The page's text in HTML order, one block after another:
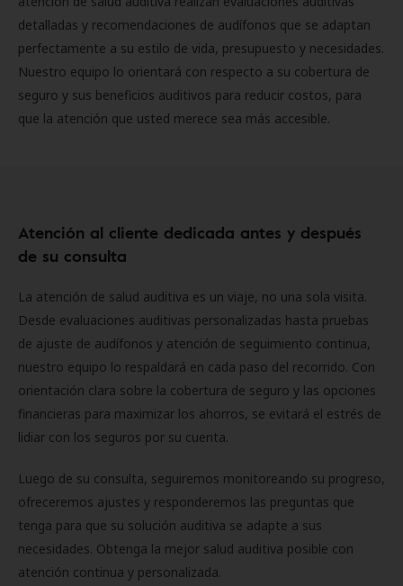
detalladas y recomendaciones de audífonos que se adaptan
perfectamente a su estilo de vida, presupuesto y necesidades.
Nuestro equipo lo orientará con respecto a su cobertura de
seguro y sus beneficios auditivos para reducir costos, para
que la atención que usted merece sea más accesible.
Atención al cliente dedicada antes y después
de su consulta
La atención de salud auditiva es un viaje, no una sola visita.
Desde evaluaciones auditivas personalizadas hasta pruebas
de ajuste de audífonos y atención de seguimiento continua,
nuestro equipo lo respaldará en cada paso del recorrido. Con
orientación clara sobre la cobertura de seguro y las opciones
financieras para maximizar los ahorros, se evitará el estrés de
lidiar con los seguros por su cuenta.
Luego de su consulta, seguiremos monitoreando su progreso,
ofreceremos ajustes y responderemos las preguntas que
tenga para que su solución auditiva se adapte a sus
necesidades. Obtenga la mejor salud auditiva posible con
atención continua y personalizada.